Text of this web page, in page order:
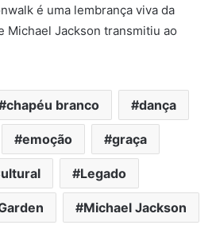
é uma lembrança viva da
Michael Jackson transmitiu ao
chapéu branco dança
emoção graça
Legado
Michael Jackson